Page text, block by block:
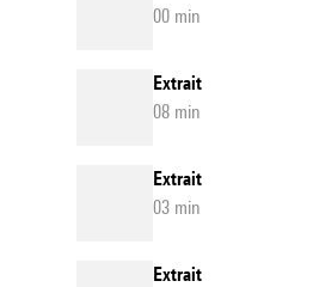
00 min
Extrait
08 min
Extrait
03 min
Extrait